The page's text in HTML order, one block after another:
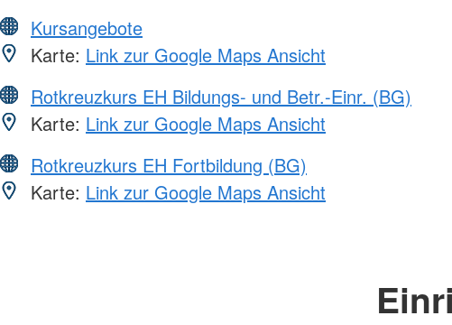
Kursangebote
Karte: Link zur Google Maps Ansicht
Rotkreuzkurs EH Bildungs- und Betr.-Einr. (BG)
Karte: Link zur Google Maps Ansicht
Rotkreuzkurs EH Fortbildung (BG)
Karte: Link zur Google Maps Ansicht